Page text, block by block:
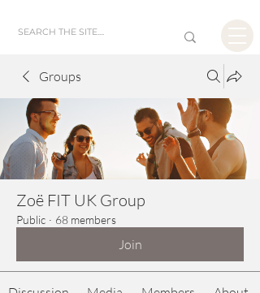
Groups
Zoë FIT UK Group
Public · 68 members
Join